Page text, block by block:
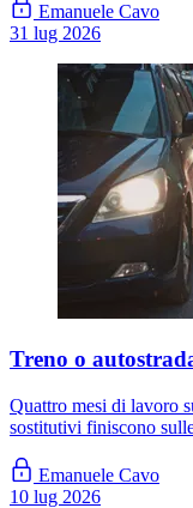
Emanuele Cavo
31 lug 2026
Treno o
Quattro mesi di lavoro
sostitutivi finiscono
Emanuele Cavo
10 lug 2026